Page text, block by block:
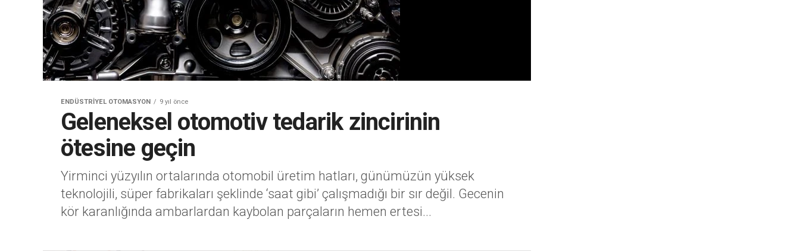
ENDÜSTRIYEL OTOMASYON 9 yıl önce
Geleneksel otomotiv tedarik zincirinin
ötesine geçin
Yirminci yüzyılın ortalarında otomobil üretim hatları, günümüzün yüksek
teknolojili, süper fabrikaları şeklinde ‘saat gibi’ çalışmadığı bir sır değil. Gecenin
kör karanlığında ambarlardan kaybolan parçaların hemen ertesi...